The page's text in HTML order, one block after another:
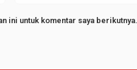
ini untuk komentar saya berikutnya.